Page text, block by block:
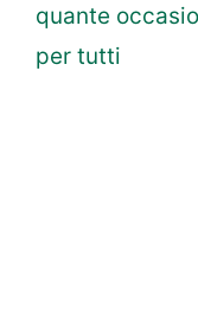
quante
per tutti